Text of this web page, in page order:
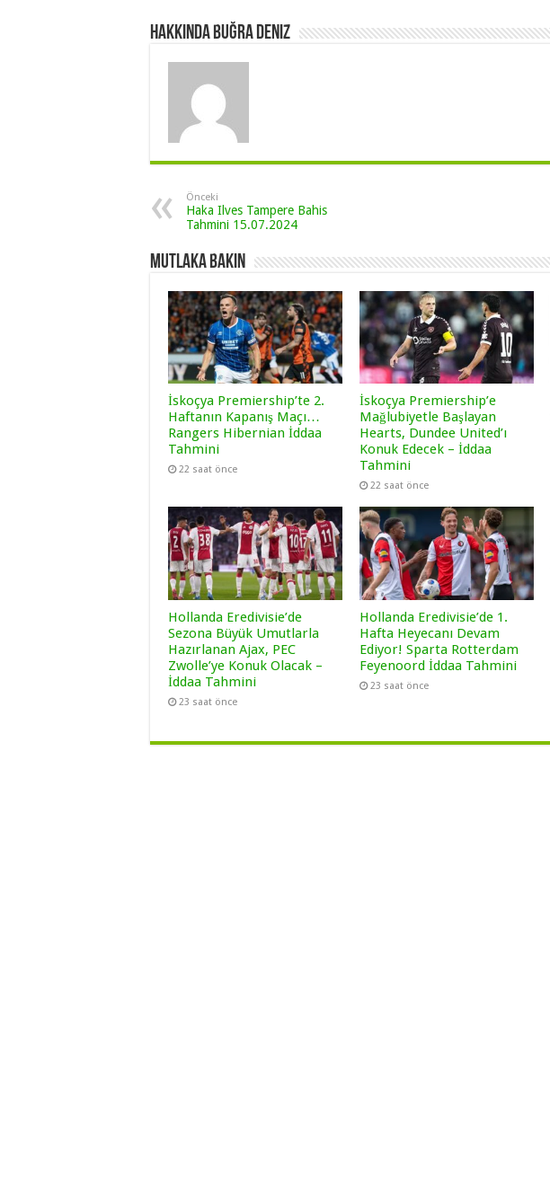
Hakkında Buğra Deniz
Önceki
Haka Ilves Tampere Bahis
Tahmini 15.07.2024
Mutlaka Bakın
İskoçya Premiership’te 2.
Haftanın Kapanış Maçı…
Rangers Hibernian İddaa
Tahmini
22 saat önce
İskoçya Premiership’e
Mağlubiyetle Başlayan
Hearts, Dundee United’ı
Konuk Edecek – İddaa
Tahmini
22 saat önce
Hollanda Eredivisie’de
Sezona Büyük Umutlarla
Hazırlanan Ajax, PEC
Zwolle’ye Konuk Olacak –
İddaa Tahmini
23 saat önce
Hollanda Eredivisie’de 1.
Hafta Heyecanı Devam
Ediyor! Sparta Rotterdam
Feyenoord İddaa Tahmini
23 saat önce